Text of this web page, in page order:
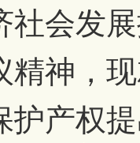
社会发
精神，
护产权